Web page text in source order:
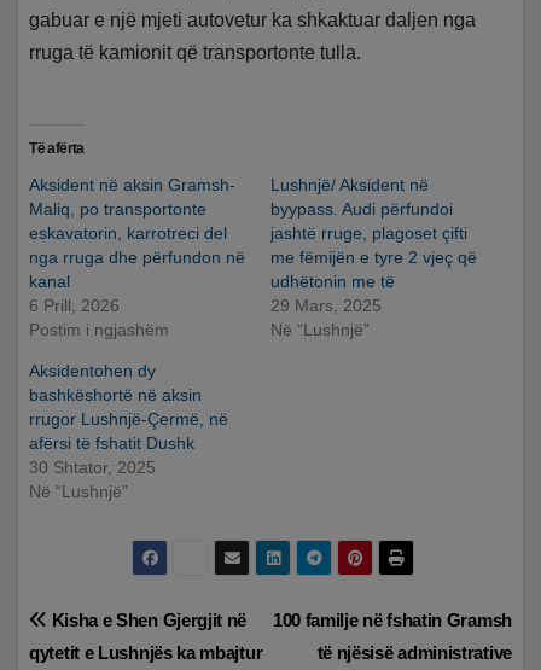
gabuar e një mjeti autovetur ka shkaktuar daljen nga
rruga të kamionit që transportonte tulla.
Të afërta
Aksident në aksin Gramsh-
Maliq, po transportonte
eskavatorin, karrotreci del
nga rruga dhe përfundon në
kanal
6 Prill, 2026
Postim i ngjashëm
Lushnjë/ Aksident në
byypass. Audi përfundoi
jashtë rruge, plagoset çifti
me fëmijën e tyre 2 vjeç që
udhëtonin me të
29 Mars, 2025
Në “Lushnjë”
Aksidentohen dy
bashkëshortë në aksin
rrugor Lushnjë-Çermë, në
afërsi të fshatit Dushk
30 Shtator, 2025
Në “Lushnjë”
Lëvizje
100 familje në fshatin Gramsh
të njësisë administrative
Kisha e Shen Gjergjit në
qytetit e Lushnjës ka mbajtur